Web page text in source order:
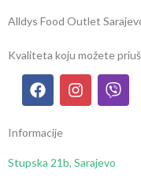
Alldys Food Outlet
Kvaliteta koju možete
Informacije
Stupska 21b, Sarajevo